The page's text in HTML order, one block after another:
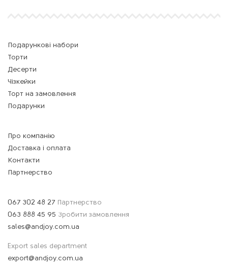
Подарункові набори
Торти
Десерти
Чізкейки
Торт на замовлення
Подарунки
Про компанію
Доставка і оплата
Контакти
Партнерство
067 302 48 27 Партнерство
063 888 45 95 Зробити замовлення
sales@andjoy.com.ua
Export sales department
export@andjoy.com.ua